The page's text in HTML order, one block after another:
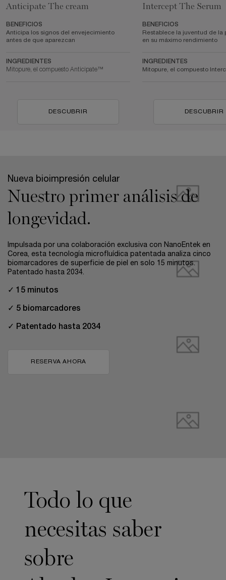
Anticipate The cream
BENEFICIOS
Anticipa los signos del envejecimiento
antes de que aparezcan
INGREDIENTES
Mitopure, el compuesto Anticipate™
DESCUBRIR
Intercept The Serum
BENEFICIOS
Restablece la juventud de la
en su máximo rendimiento
INGREDIENTES
Mitopure, el compuesto
DESCUBRIR
Nueva bioimpresión celular
Nuestro primer análisis de
longevidad.
Impulsada por una colaboración exclusiva con NanoEntek en
Corea, esta tecnología microfluídica patentada analiza cinco
biomarcadores de superficie de piel en solo 15 minutos.
Patentado hasta 2034.
✓ 15 minutos
✓ 5 biomarcadores
✓ Patentado hasta 2034
RESERVA AHORA
Todo lo que
necesitas saber
sobre